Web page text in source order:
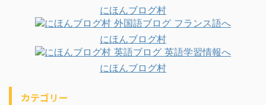
にほんブログ村
にほんブログ村
にほんブログ村
カテゴリー